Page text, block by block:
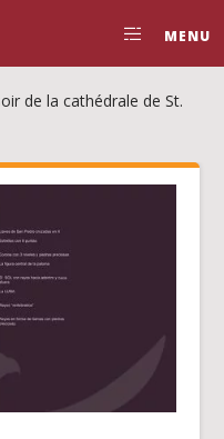
MENU
de la cathédrale de St.